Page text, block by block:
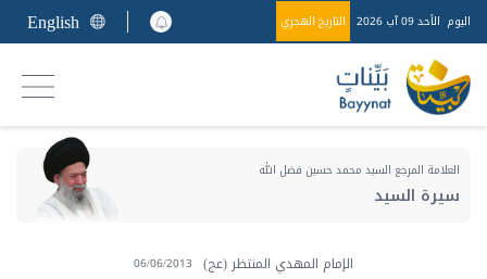
اليوم الأحد 09 آب 2026 التاريخ الهجري English
العلامة المرجع السيد محمد حسين فضل الله
سيرة السيد
الإمام المهدي المنتظر (عج) 06/06/2013